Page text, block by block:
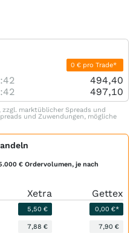
0 € pro Trade*
494,40
497,10
marktüblicher Spreads und
und Zuwendungen, mögliche
€ Ordervolumen, je nach
Xetra Gettex
5,50 € 0,00 €*
7,88 € 7,90 €